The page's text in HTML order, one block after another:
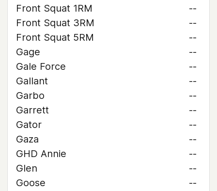
Front Squat 1RM
--
Front Squat 3RM
--
Front Squat 5RM
--
Gage
--
Gale Force
--
Gallant
--
Garbo
--
Garrett
--
Gator
--
Gaza
--
GHD Annie
--
Glen
--
Goose
--